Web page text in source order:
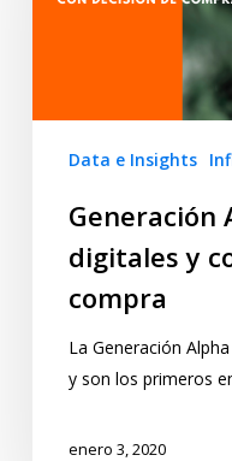
Data e Insights
Generación
digitales y
compra
La Generación
y son los primeros
enero 3, 2020